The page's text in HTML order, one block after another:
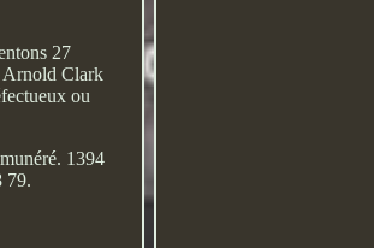
27
Arnold Clark
ou
1394
79.